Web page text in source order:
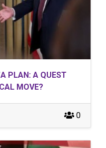
PLAN: A QUEST
MOVE?
0